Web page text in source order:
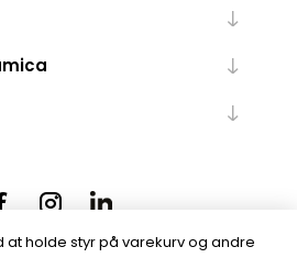
holde styr på varekurv og andre